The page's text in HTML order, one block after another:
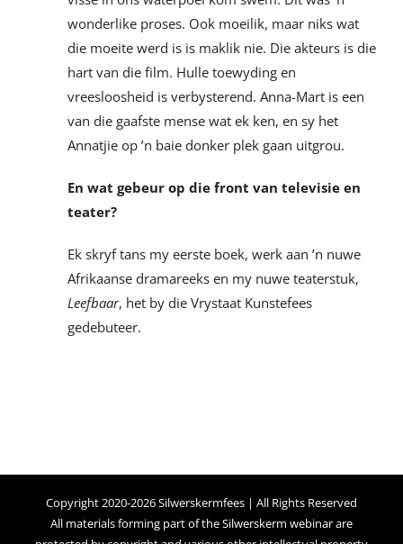
wonderlike proses. Ook moeilik, maar niks wat
die moeite werd is is maklik nie. Die akteurs is die
hart van die film. Hulle toewyding en
vreesloosheid is verbysterend. Anna-Mart is een
van die gaafste mense wat ek ken, en sy het
Annatjie op ’n baie donker plek gaan uitgrou.
En wat gebeur op die front van televisie en
teater?
Ek skryf tans my eerste boek, werk aan ’n nuwe
Afrikaanse dramareeks en my nuwe teaterstuk,
Leefbaar, het by die Vrystaat Kunstefees
gedebuteer.
Copyright 2020-2026 Silwerskermfees | All Rights Reserved
All materials forming part of the Silwerskerm webinar are